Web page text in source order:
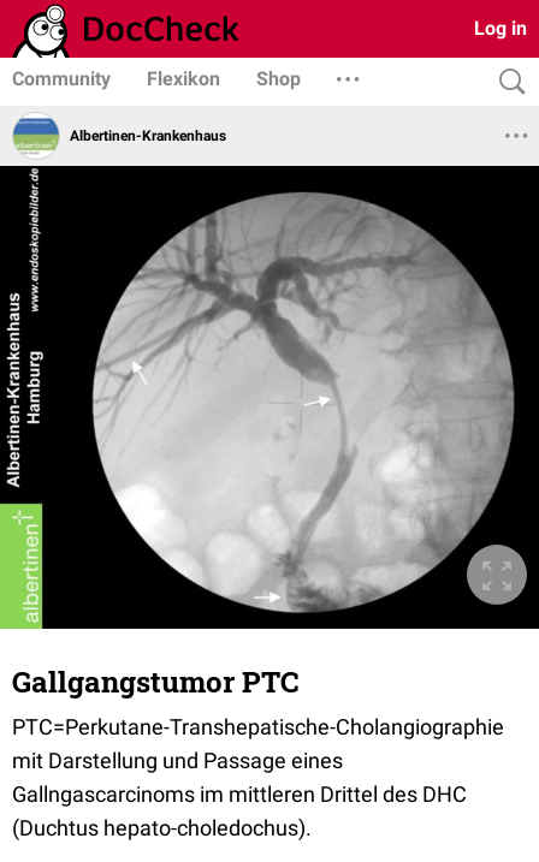
Log in
Community Flexikon Shop
Albertinen-Krankenhaus
Gallgangstumor PTC
PTC=Perkutane-Transhepatische-Cholangiographie
mit Darstellung und Passage eines
Gallngascarcinoms im mittleren Drittel des DHC
(Duchtus hepato-choledochus).